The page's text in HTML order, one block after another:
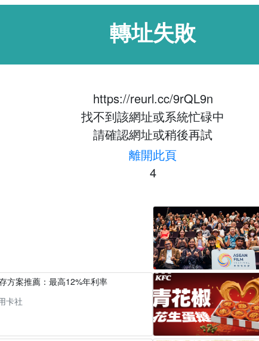
轉址失敗
https://reurl.cc/9rQL9n
找不到該網址或系統忙碌中
請確認網址或稍後再試
離開此頁
4
方案推薦：最高12%年利率
卡社